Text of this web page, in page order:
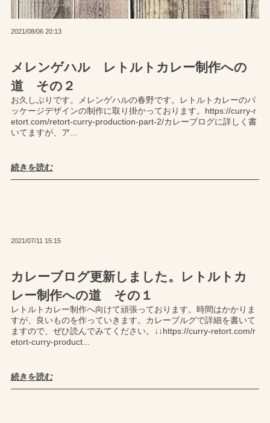
メレンゲハル レトルトカレー制作への
道 その２
2021/08/06 20:13
お久しぶりです。メレンゲハルの春野です。レトルトカレーのパ
ッケージデザインの制作に取り掛かっております。https://curry-r
etort.com/retort-curry-production-part-2/カレーブログに詳しく書
いてますが、ア...
続きを読む
カレーブログ更新しました。レトルトカ
レー制作への道 その１
2021/07/11 15:15
レトルトカレー制作へ向けて頑張っております。時間はかかりま
すが、良いものを作っていきます。カレーブルグで詳細を書いて
ますので、ぜひ読んでみてください。↓↓https://curry-retort.com/r
etort-curry-product...
続きを読む